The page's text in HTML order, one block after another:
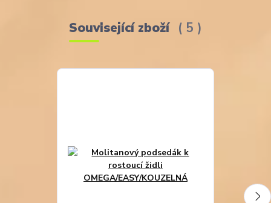
Související zboží 5